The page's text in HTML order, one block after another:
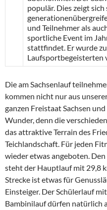
populär. Dies zeigt
und Teilnehmer als
sportliche Event im
stattfindet. Er wurde
Laufsportbegeisterten
Die am Sachsenlauf
kommen nicht nur aus
ganzen Freistaat Sachsen
Wunder, denn die
das attraktive Terrain des
Teichlandschaft. Für jeden
wieder etwas angeboten.
steht der Hauptlauf mit 29,8
Strecke ist etwas für
Einsteiger. Der Schülerlauf
Bambinilauf dürfen natürlich